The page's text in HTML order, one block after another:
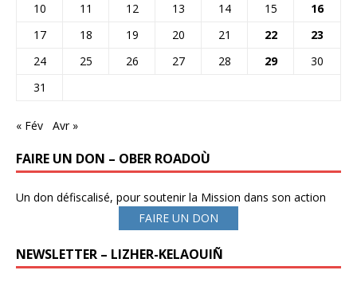
10
11 12 13 14 15
16
17
18 19 20 21 22
23
24
25 26 27 28 29
30
31
« Fév Avr »
FAIRE UN DON – OBER ROADOÙ
Un don défiscalisé, pour soutenir la Mission dans son action
FAIRE UN DON
NEWSLETTER – LIZHER-KELAOUIÑ